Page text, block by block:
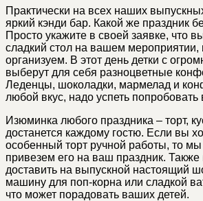
Практически на всех наших
яркий кэнди бар. Какой же праздник
Просто укажите в своей заявке, что
сладкий стол на вашем
организуем. В этот день детки с
выберут для себя разноцветные
Леденцы, шоколадки, мармелад и
любой вкус, надо успеть попробовать
Изюминка любого праздника – торт,
достанется каждому гостю. Если вы
особенный торт ручной работы, то
привезем его на ваш праздник.
доставить на выпускной настоящий
машину для поп-корна или сладкой
что может порадовать ваших детей.